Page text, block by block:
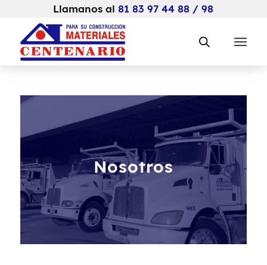
Llamanos al81 83 97 44 88 / 98
Nosotros